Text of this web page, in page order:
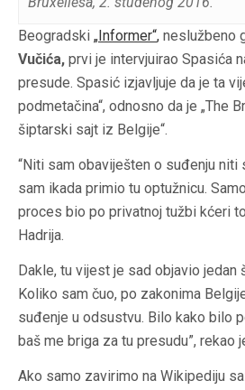
Beogradski „ Informer“, neslužbeno
Vučića, prvi je intervjuirao Spasića
presude. Spasić izjavljuje da je ta
podmetačina“, odnosno da je „The
šiptarski sajt iz Belgije“.
“Niti sam obaviješten o suđenju niti
sam ikada primio tu optužnicu.
proces bio po privatnoj tužbi kćeri
Hadrija.
Dakle, tu vijest je sad objavio
Koliko sam čuo, po zakonima
suđenje u odsustvu. Bilo kako bilo
baš me briga za tu presudu”, rekao
Ako samo zavirimo na Wikipediju